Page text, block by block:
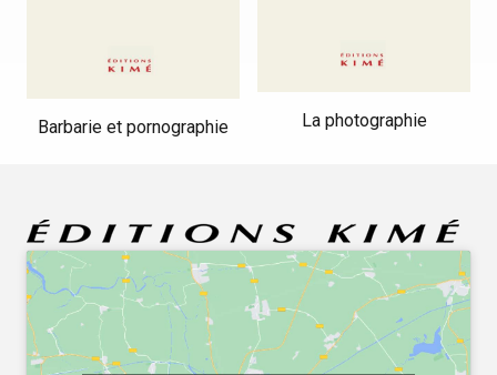
Barbarie et pornographie La photographie